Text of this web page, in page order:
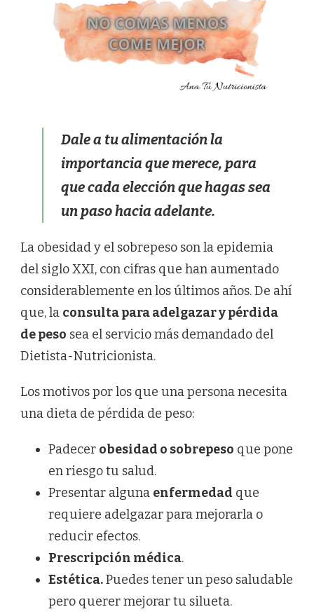
Dale a tu alimentación la
importancia que merece, para
que cada elección que hagas sea
un paso hacia adelante.
La obesidad y el sobrepeso son la epidemia
del siglo XXI, con cifras que han aumentado
considerablemente en los últimos años. De ahí
que, la consulta para adelgazar y pérdida
de peso sea el servicio más demandado del
Dietista-Nutricionista.
Los motivos por los que una persona necesita
una dieta de pérdida de peso:
Padecer obesidad o sobrepeso que pone
en riesgo tu salud.
Presentar alguna enfermedad que
requiere adelgazar para mejorarla o
reducir efectos.
Prescripción médica.
Estética.Puedes tener un peso saludable
pero querer mejorar tu silueta.